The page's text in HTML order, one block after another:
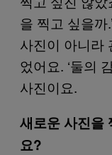
을 찍고 싶을까
사진이 아니라
었어요. ‘둘의
사진이요.
새로운 사진을
요?